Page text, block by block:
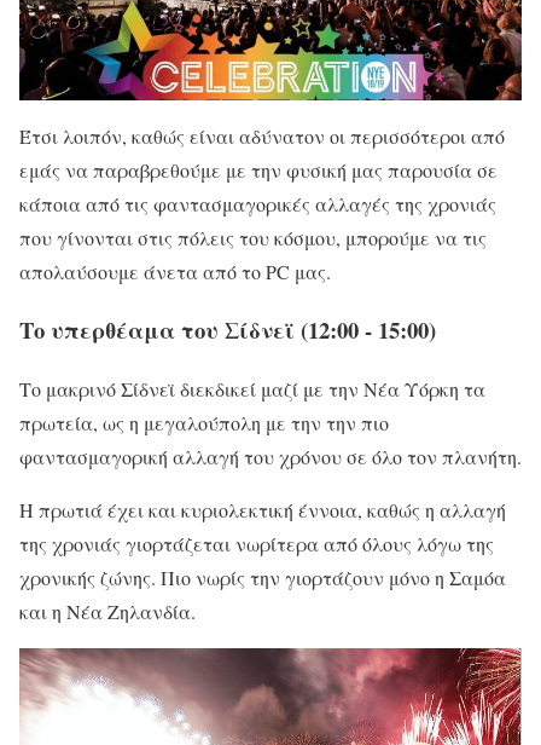
Έτσι λοιπόν, καθώς είναι αδύνατον οι περισσότεροι από
εμάς να παραβρεθούμε με την φυσική μας παρουσία σε
κάποια από τις φαντασμαγορικές αλλαγές της χρονιάς
που γίνονται στις πόλεις του κόσμου, μπορούμε να τις
απολαύσουμε άνετα από το PC μας.
Το υπερθέαμα του Σίδνεϊ (12:00 - 15:00)
Το μακρινό Σίδνεϊ διεκδικεί μαζί με την Νέα Υόρκη τα
πρωτεία, ως η μεγαλούπολη με την την πιο
φαντασμαγορική αλλαγή του χρόνου σε όλο τον πλανήτη.
Η πρωτιά έχει και κυριολεκτική έννοια, καθώς η αλλαγή
της χρονιάς γιορτάζεται νωρίτερα από όλους λόγω της
χρονικής ζώνης. Πιο νωρίς την γιορτάζουν μόνο η Σαμόα
και η Νέα Ζηλανδία.